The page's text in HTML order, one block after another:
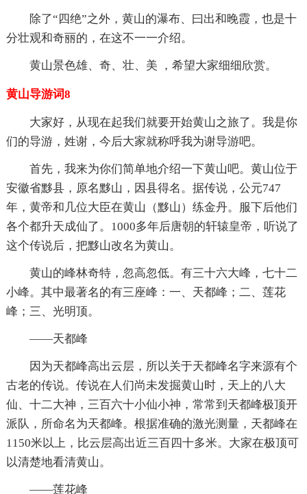
除了“四绝”之外，黄山的瀑布、曰出和晚霞，也是十
分壮观和奇丽的，在这不一一介绍。
黄山景色雄、奇、壮、美 ，希望大家细细欣赏。
黄山导游词8
大家好，从现在起我们就要开始黄山之旅了。我是你
们的导游，姓谢，今后大家就称呼我为谢导游吧。
首先，我来为你们简单地介绍一下黄山吧。黄山位于
安徽省黟县，原名黟山，因县得名。据传说，公元747
年，黄帝和几位大臣在黄山（黟山）练金丹。服下后他们
各个都升天成仙了。1000多年后唐朝的轩辕皇帝，听说了
这个传说后，把黟山改名为黄山。
黄山的峰林奇特，忽高忽低。有三十六大峰，七十二
小峰。其中最著名的有三座峰：一、天都峰；二、莲花
峰；三、光明顶。
——天都峰
因为天都峰高出云层，所以关于天都峰名字来源有个
古老的传说。传说在人们尚未发掘黄山时，天上的八大
仙、十二大神，三百六十小仙小神，常常到天都峰极顶开
派队，所命名为天都峰。根据准确的激光测量，天都峰在
1150米以上，比云层高出近三百四十多米。大家在极顶可
以清楚地看清黄山。
——莲花峰